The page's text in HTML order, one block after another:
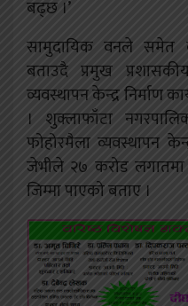
बढ्छ ।’
सामुदायिक वनले समेत
बताउदै प्रमुख
व्यवस्थापन केन्द्र निर्माण
। शुक्लाफाँटा
फोहोरमैला व्यवस्थापन
जेभीले २७ करोड लगातमा
जिम्मा पाएको बताए ।